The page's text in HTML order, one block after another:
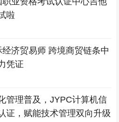
啦
济贸易师 跨境商贸链条中
凭证
管理普及，JYPC计算机信
证，赋能技术管理双向升级